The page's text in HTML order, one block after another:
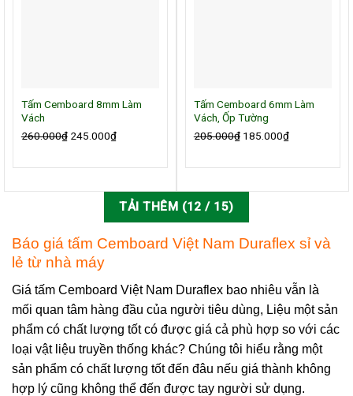
Tấm Cemboard 8mm Làm
Vách
260.000₫ Giá
là:
245.000₫Giá
tại
245.000₫.
Tấm Cemboard 6mm Làm
Vách, Ốp Tường
205.000₫ Giá
là:
185.000₫Giá
tại
TẢI THÊM (12 / 15)
Báo giá tấm Cemboard Việt Nam Duraflex sỉ và
lẻ từ nhà máy
Giá tấm Cemboard Việt Nam Duraflex bao nhiêu vẫn là
mối quan tâm hàng đầu của người tiêu dùng, Liệu một sản
phẩm có chất lượng tốt có được giá cả phù hợp so với các
loại vật liệu truyền thống khác? Chúng tôi hiểu rằng một
sản phẩm có chất lượng tốt đến đâu nếu giá thành không
hợp lý cũng không thể đến được tay người sử dụng.